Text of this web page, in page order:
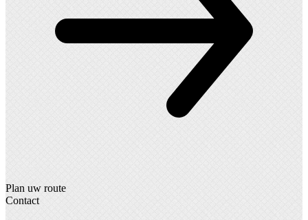
Plan uw route
Contact